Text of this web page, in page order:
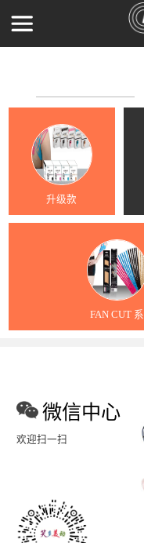
升级款
FAN CUT 系
微信中心
欢迎扫一扫